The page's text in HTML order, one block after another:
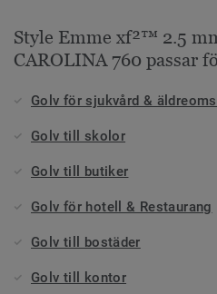
Style Emme xf²™ 2.5
CAROLINA 760 passar
Golv för sjukvård &
Golv till skolor
Golv till butiker
Golv för hotell & Restaurang
Golv till bostäder
Golv till kontor